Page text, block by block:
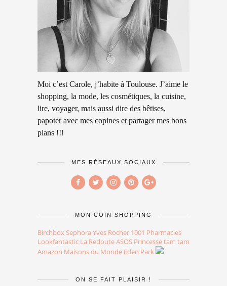
Moi c’est Carole, j’habite à Toulouse. J’aime le
shopping, la mode, les cosmétiques, la cuisine,
lire, voyager, mais aussi dire des bêtises,
papoter avec mes copines et partager mes bons
plans !!!
MES RÉSEAUX SOCIAUX
MON COIN SHOPPING
Birchbox Sephora Yves Rocher 1001 Pharmacies
Lookfantastic La RedouteASOS Princesse tam tam
Amazon Maisons du Monde Eden Park
ON SE FAIT PLAISIR !